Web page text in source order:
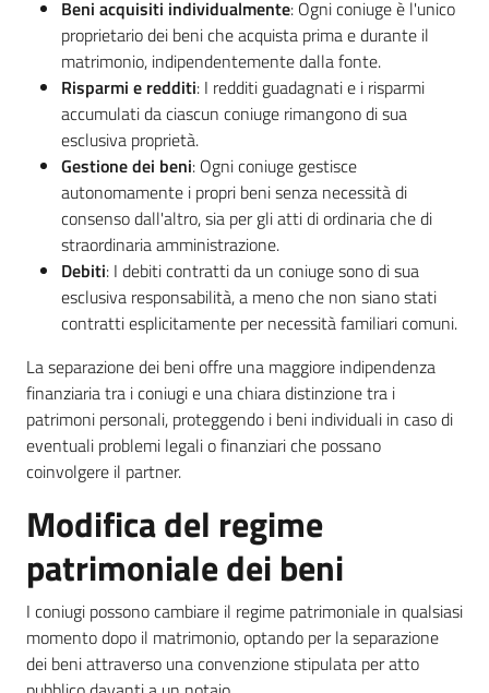
Beni acquisiti individualmente: Ogni coniuge è l'unico
proprietario dei beni che acquista prima e durante il
matrimonio, indipendentemente dalla fonte.
Risparmi e redditi: I redditi guadagnati e i risparmi
accumulati da ciascun coniuge rimangono di sua
esclusiva proprietà.
Gestione dei beni: Ogni coniuge gestisce
autonomamente i propri beni senza necessità di
consenso dall'altro, sia per gli atti di ordinaria che di
straordinaria amministrazione.
Debiti: I debiti contratti da un coniuge sono di sua
esclusiva responsabilità, a meno che non siano stati
contratti esplicitamente per necessità familiari comuni.
La separazione dei beni offre una maggiore indipendenza
finanziaria tra i coniugi e una chiara distinzione tra i
patrimoni personali, proteggendo i beni individuali in caso di
eventuali problemi legali o finanziari che possano
coinvolgere il partner.
Modifica del regime
patrimoniale dei beni
I coniugi possono cambiare il regime patrimoniale in qualsiasi
momento dopo il matrimonio, optando per la separazione
dei beni attraverso una convenzione stipulata per atto